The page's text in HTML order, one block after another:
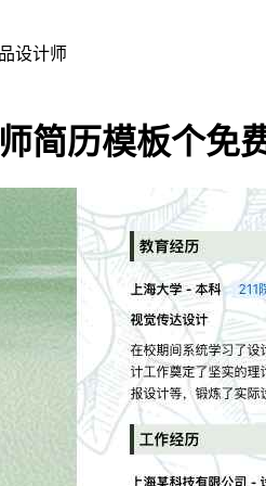
设计师
简历模板个免